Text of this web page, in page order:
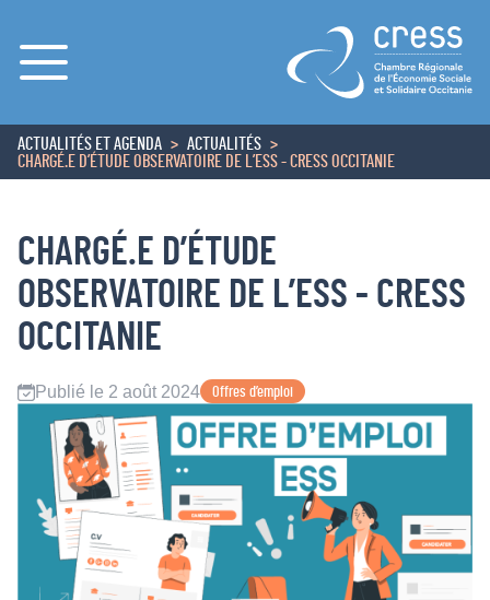
Menu
ACCUEIL
ACTUALITÉS ET AGENDA
ACTUALITÉS
CHARGÉ.E D’ÉTUDE OBSERVATOIRE DE L’ESS - CRESS OCCITANIE
CHARGÉ.E D’ÉTUDE
OBSERVATOIRE DE L’ESS - CRESS
OCCITANIE
Publié le 2 août 2024 Offres d’emploi